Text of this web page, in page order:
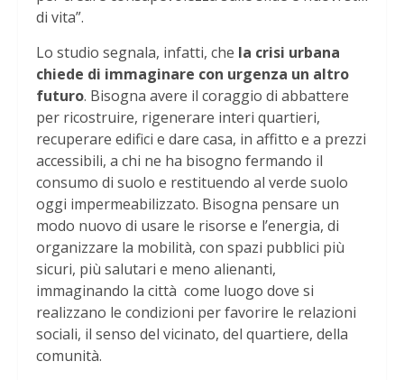
di vita”.
Lo studio segnala, infatti, che la crisi urbana
chiede di immaginare con urgenza un altro
futuro. Bisogna avere il coraggio di abbattere
per ricostruire, rigenerare interi quartieri,
recuperare edifici e dare casa, in affitto e a prezzi
accessibili, a chi ne ha bisogno fermando il
consumo di suolo e restituendo al verde suolo
oggi impermeabilizzato. Bisogna pensare un
modo nuovo di usare le risorse e l’energia, di
organizzare la mobilità, con spazi pubblici più
sicuri, più salutari e meno alienanti,
immaginando la città come luogo dove si
realizzano le condizioni per favorire le relazioni
sociali, il senso del vicinato, del quartiere, della
comunità.